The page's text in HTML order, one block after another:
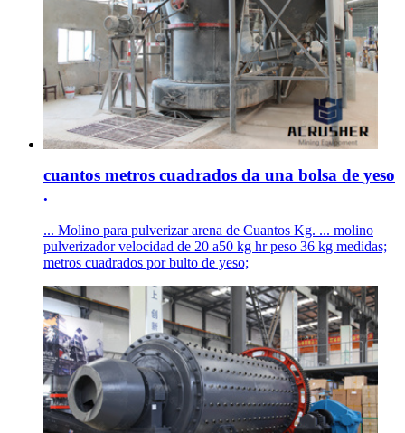
cuantos metros cuadrados da una bolsa de yeso
.
... Molino para pulverizar arena de Cuantos Kg. ... molino
pulverizador velocidad de 20 a50 kg hr peso 36 kg medidas;
metros cuadrados por bulto de yeso;